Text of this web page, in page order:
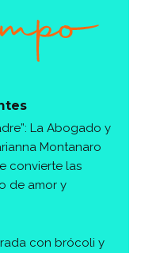
La Abogado y
Montanaro
convierte las
de amor y
con brócoli y